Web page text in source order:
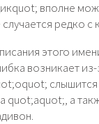
вполне
редко
этого
возникает из-
слышится
quot;аquot;, а